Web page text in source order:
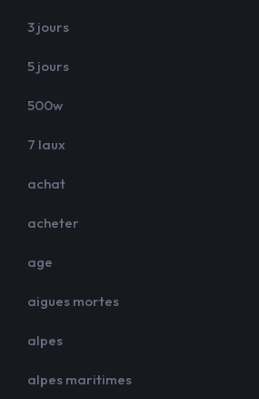
3 jours
5 jours
500w
7 laux
achat
acheter
age
aigues mortes
alpes
alpes maritimes